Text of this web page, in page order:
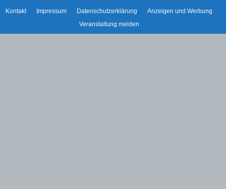
Kontakt Impressum Datenschutzerklärung
Anzeigen und Werbung
Veranstaltung melden